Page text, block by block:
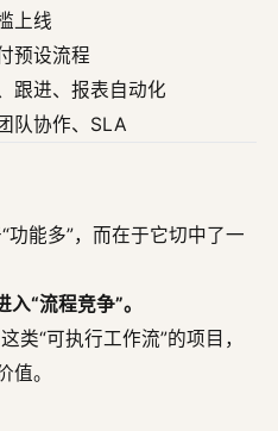
上线
预设流程
跟进、报表自动化
队协作、SLA
功能多”，而在于它切中了一
“流程竞争”。
类“可执行工作流”的项目，
值。